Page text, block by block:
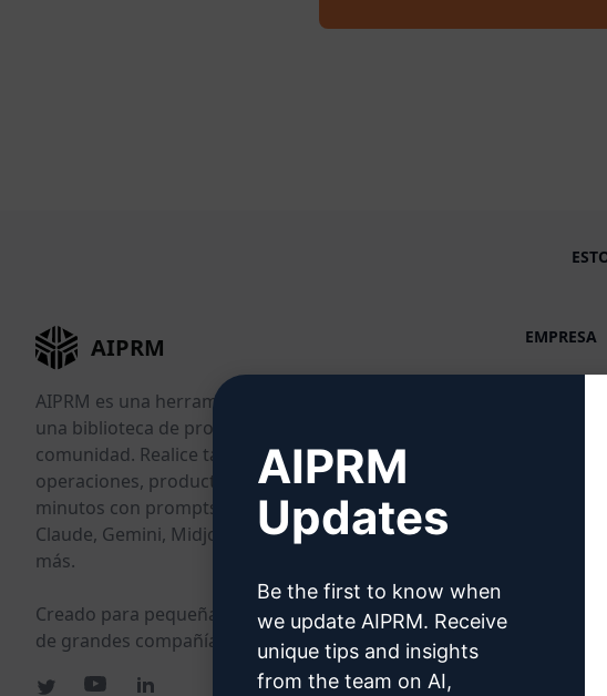
AIPRM
AIPRM es una herramienta de gestión de prompts y
una biblioteca de prompts impulsada por la
comunidad. Realice tareas de marketing, ventas,
operaciones, productividad y atención al cliente en
minutos con prompts listos para usar en ChatGPT,
Claude, Gemini, Midjourney, GPT Image y muchos
más.
Creado para pequeñas empresas. Con la confianza
de grandes compañías.
EMPRESA
Precios
Precios
AIPRM
Updates
Be the first to know when
we update AIPRM. Receive
unique tips and insights
from the team on AI,